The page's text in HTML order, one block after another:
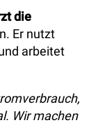
die
Er nutzt
arbeitet
Wir machen